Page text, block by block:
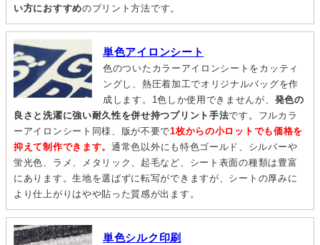
い方におすすめのプリント方法です。
単色アイロンシート
色のついたカラーアイロンシートをカッティ
ングし、熱圧着加工でオリジナルバッグを作
成します。1色しか使用できませんが、 発色の
良さと洗濯に強い耐久性を併せ持つプリント手法です。フルカラ
ーアイロンシート同様、版が不要で1枚からの小ロットでも価格を
抑えて制作できます。 通常色以外にも特色ゴールド、シルバーや
蛍光色、ラメ、メタリック、起毛など、シート表面の種類は豊富
にあります。生地を選ばずに転写ができますが、シートの厚みに
より仕上がりはやや貼った質感が出ます。
単色シルク印刷